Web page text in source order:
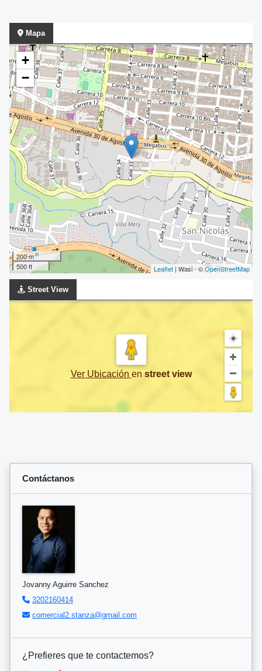
Mapa
+
−
200 m
500 ft
Leaflet | Wasi - ©OpenStreetMap
Street View
Ver Ubicación en street view
Contáctanos
Jovanny Aguirre Sanchez
3202160414
comercial2.stanza@gmail.com
¿Prefieres que te contactemos?